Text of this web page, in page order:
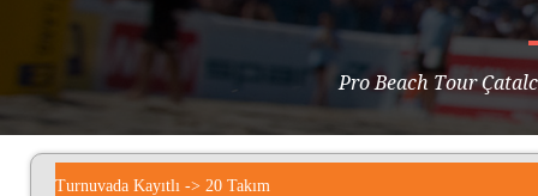
Pro Beach Tour
Turnuvada Kayıtlı -> 20 Takım